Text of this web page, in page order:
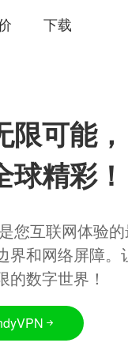
下载
限可能，
球精彩！
您互联网体验
界和网络屏障
的数字世界！